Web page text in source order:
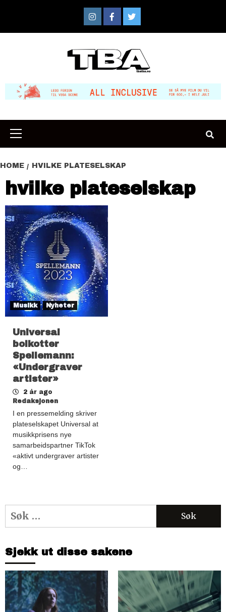
content
InstagramFacebook
Twitter
Primary
Menu
HOME HVILKE PLATESELSKAP
hvilke plateselskap
Musikk Nyheter
Universal
boikotter
Spellemann:
«Undergraver
artister»
2 år ago
Redaksjonen
I en pressemelding skriver
plateselskapet Universal at
musikkprisens nye
samarbeidspartner TikTok
«aktivt undergraver artister
og…
Søk
etter:
Sjekk ut disse sakene